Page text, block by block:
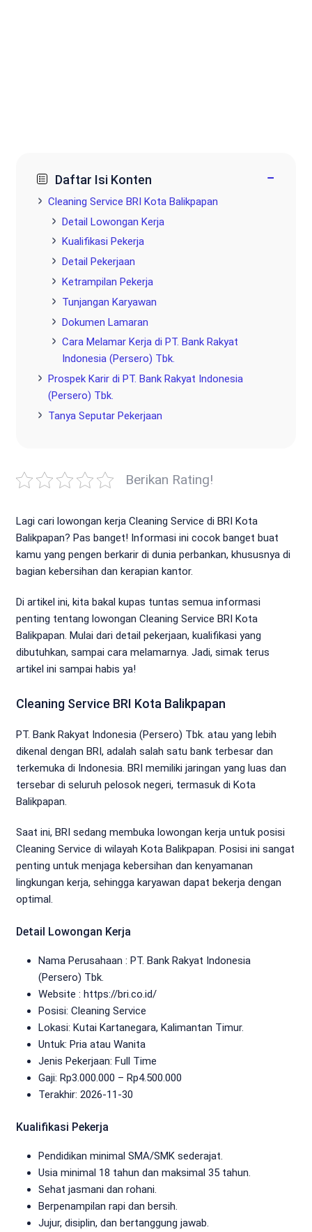
Daftar Isi Konten −
Cleaning Service BRI Kota Balikpapan
Detail Lowongan Kerja
Kualifikasi Pekerja
Detail Pekerjaan
Ketrampilan Pekerja
Tunjangan Karyawan
Dokumen Lamaran
Cara Melamar Kerja di PT. Bank Rakyat
Indonesia (Persero) Tbk.
Prospek Karir di PT. Bank Rakyat Indonesia
(Persero) Tbk.
Tanya Seputar Pekerjaan
Berikan Rating!
Lagi cari lowongan kerja Cleaning Service di BRI Kota
Balikpapan? Pas banget! Informasi ini cocok banget buat
kamu yang pengen berkarir di dunia perbankan, khususnya di
bagian kebersihan dan kerapian kantor.
Di artikel ini, kita bakal kupas tuntas semua informasi
penting tentang lowongan Cleaning Service BRI Kota
Balikpapan. Mulai dari detail pekerjaan, kualifikasi yang
dibutuhkan, sampai cara melamarnya. Jadi, simak terus
artikel ini sampai habis ya!
Cleaning Service BRI Kota Balikpapan
PT. Bank Rakyat Indonesia (Persero) Tbk. atau yang lebih
dikenal dengan BRI, adalah salah satu bank terbesar dan
terkemuka di Indonesia. BRI memiliki jaringan yang luas dan
tersebar di seluruh pelosok negeri, termasuk di Kota
Balikpapan.
Saat ini, BRI sedang membuka lowongan kerja untuk posisi
Cleaning Service di wilayah Kota Balikpapan. Posisi ini sangat
penting untuk menjaga kebersihan dan kenyamanan
lingkungan kerja, sehingga karyawan dapat bekerja dengan
optimal.
Detail Lowongan Kerja
Nama Perusahaan : PT. Bank Rakyat Indonesia
(Persero) Tbk.
Website : https://bri.co.id/
Posisi: Cleaning Service
Lokasi: Kutai Kartanegara, Kalimantan Timur.
Untuk: Pria atau Wanita
Jenis Pekerjaan: Full Time
Gaji: Rp3.000.000 – Rp4.500.000
Terakhir: 2026-11-30
Kualifikasi Pekerja
Pendidikan minimal SMA/SMK sederajat.
Usia minimal 18 tahun dan maksimal 35 tahun.
Sehat jasmani dan rohani.
Berpenampilan rapi dan bersih.
Jujur, disiplin, dan bertanggung jawab.